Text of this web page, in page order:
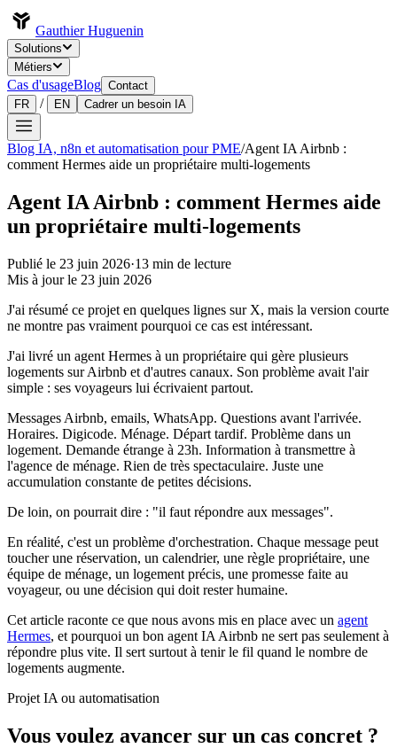
Gauthier Huguenin
Solutions
Métiers
Cas d'usageBlog Contact
FR
/ EN Cadrer un besoin IA
Blog IA, n8n et automatisation pour PME/Agent IA Airbnb :
comment Hermes aide un propriétaire multi-logements
Agent IA Airbnb : comment Hermes aide
un propriétaire multi-logements
Publié le 23 juin 2026·13 min de lecture
Mis à jour le 23 juin 2026
J'ai résumé ce projet en quelques lignes sur X, mais la version courte
ne montre pas vraiment pourquoi ce cas est intéressant.
J'ai livré un agent Hermes à un propriétaire qui gère plusieurs
logements sur Airbnb et d'autres canaux. Son problème avait l'air
simple : ses voyageurs lui écrivaient partout.
Messages Airbnb, emails, WhatsApp. Questions avant l'arrivée.
Horaires. Digicode. Ménage. Départ tardif. Problème dans un
logement. Demande étrange à 23h. Information à transmettre à
l'agence de ménage. Rien de très spectaculaire. Juste une
accumulation constante de petites décisions.
De loin, on pourrait dire : "il faut répondre aux messages".
En réalité, c'est un problème d'orchestration. Chaque message peut
toucher une réservation, un calendrier, une règle propriétaire, une
équipe de ménage, un logement précis, une promesse faite au
voyageur, ou une décision qui doit rester humaine.
Cet article raconte ce que nous avons mis en place avec un agent
Hermes, et pourquoi un bon agent IA Airbnb ne sert pas seulement à
répondre plus vite. Il sert surtout à tenir le fil quand le nombre de
logements augmente.
Projet IA ou automatisation
Vous voulez avancer sur un cas concret ?